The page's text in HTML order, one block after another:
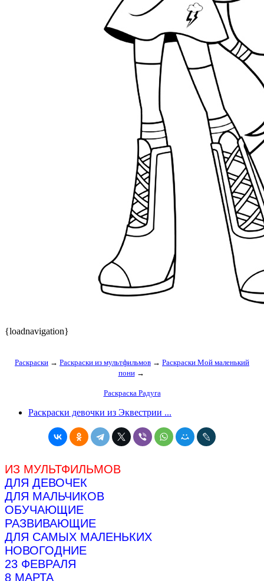
{loadnavigation}
Раскраски → Раскраски из мультфильмов → Раскраски Мой маленький
пони →
Раскраска Радуга
Раскраски девочки из Эквестрии ...
ИЗ МУЛЬТФИЛЬМОВ
ДЛЯ ДЕВОЧЕК
ДЛЯ МАЛЬЧИКОВ
ОБУЧАЮЩИЕ
РАЗВИВАЮЩИЕ
ДЛЯ САМЫХ МАЛЕНЬКИХ
НОВОГОДНИЕ
23 ФЕВРАЛЯ
8 МАРТА